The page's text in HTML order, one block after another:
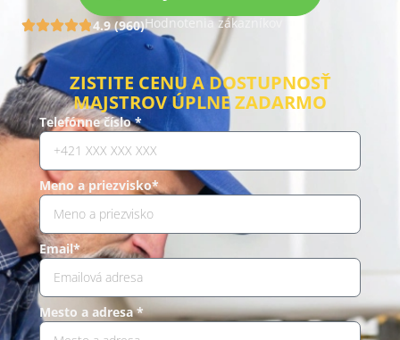
4.9 (960)Hodnotenia zákazníkov
ZISTITE CENU A DOSTUPNOSŤ
MAJSTROV ÚPLNE ZADARMO
Telefónne číslo *
Meno a priezvisko*
Email*
Mesto a adresa *